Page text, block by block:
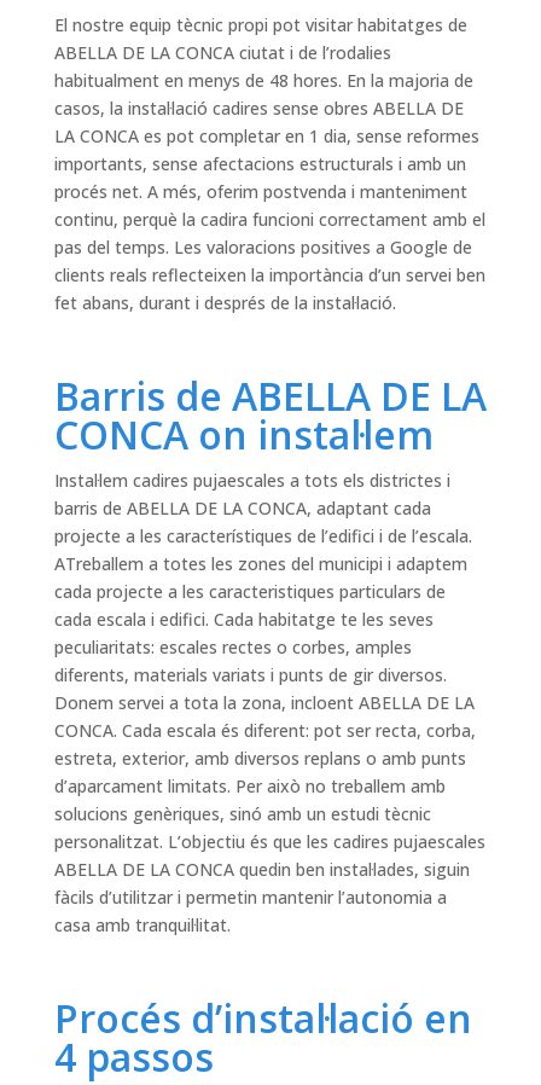
El nostre equip tècnic propi pot visitar habitatges de
ABELLA DE LA CONCA ciutat i de l’rodalies
habitualment en menys de 48 hores. En la majoria de
casos, la instal·lació cadires sense obres ABELLA DE
LA CONCA es pot completar en 1 dia, sense reformes
importants, sense afectacions estructurals i amb un
procés net. A més, oferim postvenda i manteniment
continu, perquè la cadira funcioni correctament amb el
pas del temps. Les valoracions positives a Google de
clients reals reflecteixen la importància d’un servei ben
fet abans, durant i després de la instal·lació.
Barris de ABELLA DE LA
CONCA on instal·lem
Instal·lem cadires pujaescales a tots els districtes i
barris de ABELLA DE LA CONCA, adaptant cada
projecte a les característiques de l’edifici i de l’escala.
ATreballem a totes les zones del municipi i adaptem
cada projecte a les caracteristiques particulars de
cada escala i edifici. Cada habitatge te les seves
peculiaritats: escales rectes o corbes, amples
diferents, materials variats i punts de gir diversos.
Donem servei a tota la zona, incloent ABELLA DE LA
CONCA. Cada escala és diferent: pot ser recta, corba,
estreta, exterior, amb diversos replans o amb punts
d’aparcament limitats. Per això no treballem amb
solucions genèriques, sinó amb un estudi tècnic
personalitzat. L’objectiu és que les cadires pujaescales
ABELLA DE LA CONCA quedin ben instal·lades, siguin
fàcils d’utilitzar i permetin mantenir l’autonomia a
casa amb tranquil·litat.
Procés d’instal·lació en
4 passos